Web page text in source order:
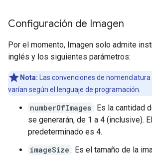
Configuración de Imagen
Por el momento, Imagen solo admite
inglés y los siguientes parámetros:
Nota: Las convenciones de
varían según el lenguaje de programación.
numberOfImages : Es la cantidad
se generarán, de 1 a 4 (inclusive).
predeterminado es 4.
imageSize : Es el tamaño de la